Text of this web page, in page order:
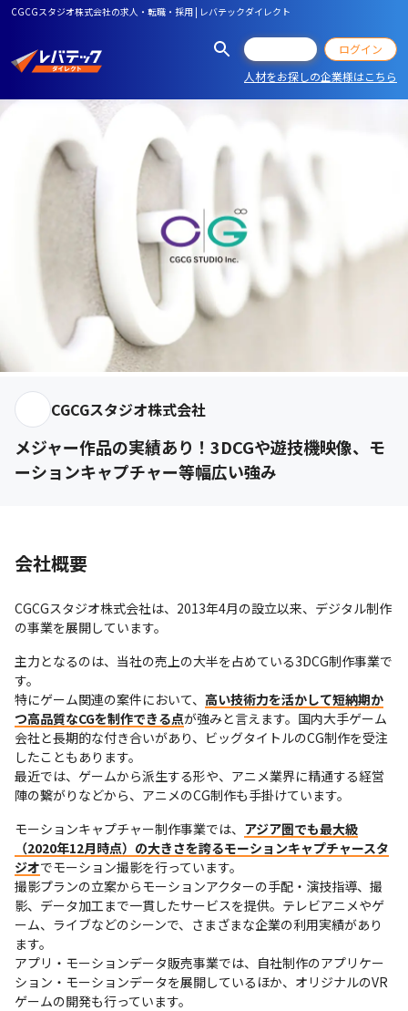
CGCGスタジオ株式会社の求人・転職・採用 | レバテックダイレクト
ログイン
人材をお探しの企業様はこちら
CGCGスタジオ株式会社
メジャー作品の実績あり！3DCGや遊技機映像、モ
ーションキャプチャー等幅広い強み
会社概要
CGCGスタジオ株式会社は、2013年4月の設立以来、デジタル制作
の事業を展開しています。
主力となるのは、当社の売上の大半を占めている3DCG制作事業で
す。
特にゲーム関連の案件において、 高い技術力を活かして短納期か
つ高品質なCGを制作できる点が強みと言えます。国内大手ゲーム
会社と長期的な付き合いがあり、ビッグタイトルのCG制作を受注
したこともあります。
最近では、ゲームから派生する形や、アニメ業界に精通する経営
陣の繋がりなどから、アニメのCG制作も手掛けています。
モーションキャプチャー制作事業では、 アジア圏でも最大級
（2020年12月時点）の大きさを誇るモーションキャプチャースタ
ジオでモーション撮影を行っています。
撮影プランの立案からモーションアクターの手配・演技指導、撮
影、データ加工まで一貫したサービスを提供。テレビアニメやゲ
ーム、ライブなどのシーンで、さまざまな企業の利用実績があり
ます。
アプリ・モーションデータ販売事業では、自社制作のアプリケー
ション・モーションデータを展開しているほか、オリジナルのVR
ゲームの開発も行っています。